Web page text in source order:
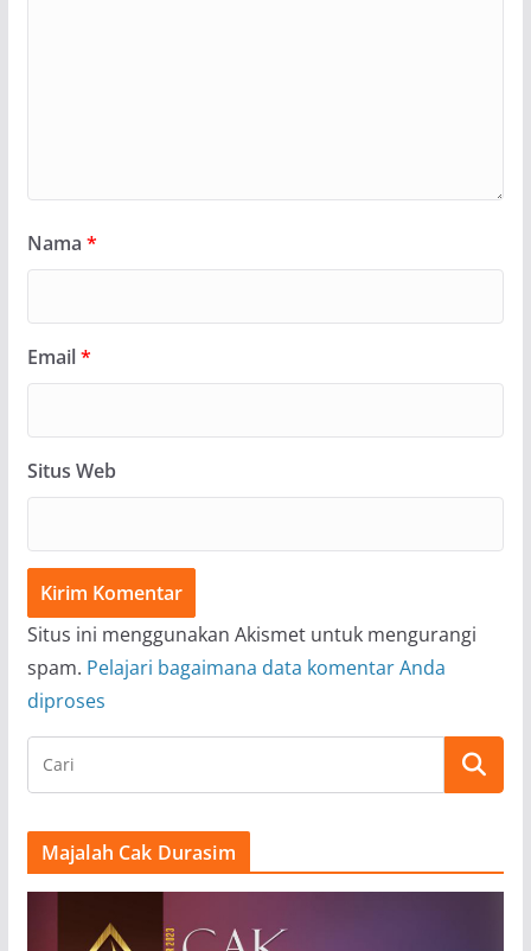
Nama *
Email*
Situs Web
Situs ini menggunakan Akismet untuk mengurangi
spam. Pelajari bagaimana data komentar Anda
diproses
Majalah Cak Durasim